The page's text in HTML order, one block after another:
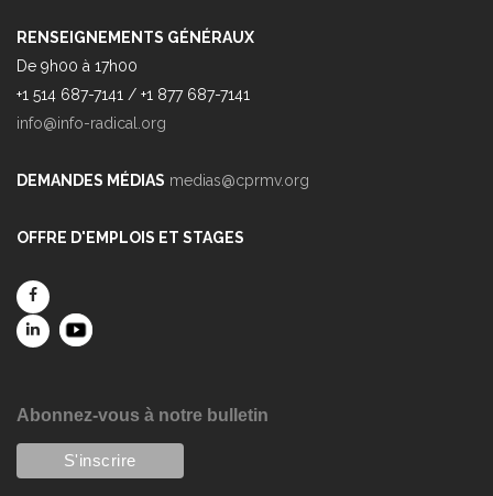
RENSEIGNEMENTS GÉNÉRAUX
De 9h00 à 17h00
+1 514 687-7141 / +1 877 687-7141
info@info-radical.org
DEMANDES MÉDIAS medias@cprmv.org
OFFRE D'EMPLOIS ET STAGES
Abonnez-vous à notre bulletin